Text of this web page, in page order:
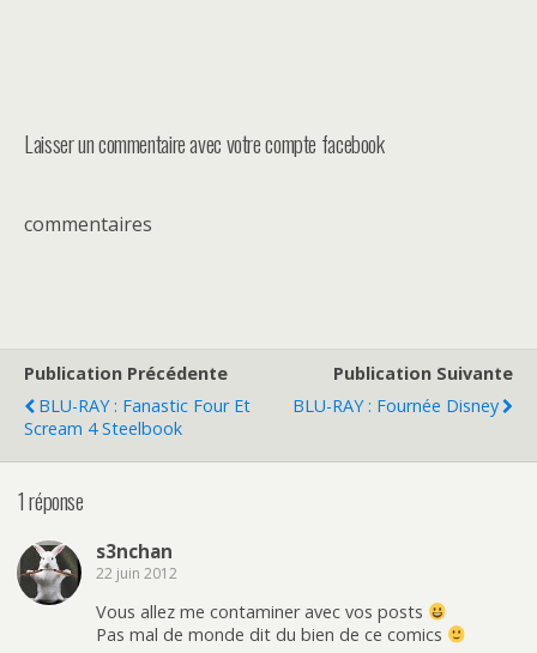
Laisser un commentaire avec votre compte facebook
commentaires
Publication Précédente
BLU-RAY : Fanastic Four Et
Scream 4 Steelbook
Publication Suivante
BLU-RAY : Fournée Disney
1 réponse
s3nchan
22 juin 2012
Vous allez me contaminer avec vos posts
Pas mal de monde dit du bien de ce comics